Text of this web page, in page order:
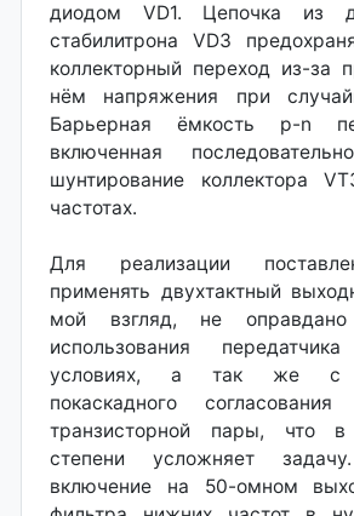
диодом VD1. Цепочка из
стабилитрона VD3
коллекторный переход из-за
нём напряжения при
Барьерная ёмкость p-n
включенная
шунтирование коллектора
частотах.
Для реализации
применять двухтактный
мой взгляд, не
использования
условиях, а так же с
покаскадного
транзисторной пары, что в
степени усложняет
включение на 50-омном